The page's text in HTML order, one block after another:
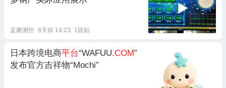
蓝鹏测控 8天前 14:23 1跟贴
日本跨境电商平台“WAFUU.COM”
发布官方吉祥物“Mochi”